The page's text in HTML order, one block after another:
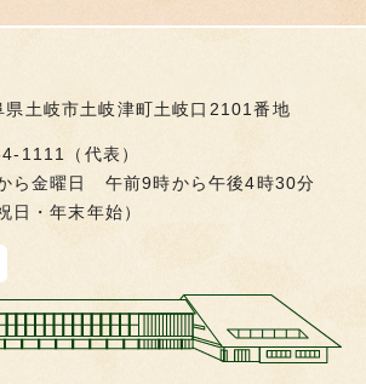
土岐市土岐津町土岐口2101番地
1111（代表）
ら金曜日 午前9時から午後4時30分
日・年末年始）